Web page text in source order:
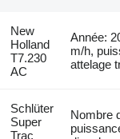
New
Holland
T7.230
AC
Année:
m/h,
attelage
Schlüter
Super
Trac
Nombre